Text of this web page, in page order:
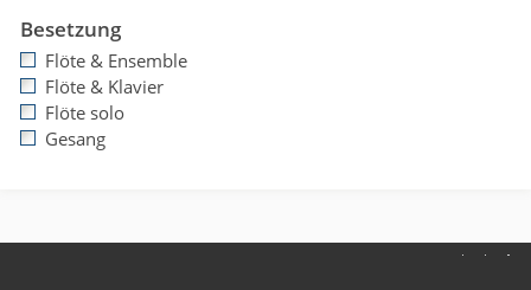
Besetzung
Flöte & Ensemble
Flöte & Klavier
Flöte solo
Gesang